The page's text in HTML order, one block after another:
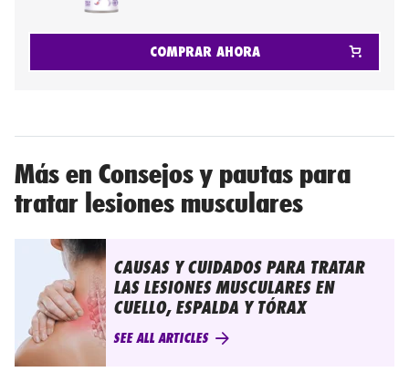
COMPRAR AHORA
Más en Consejos y pautas para
tratar lesiones musculares
CAUSAS Y CUIDADOS PARA TRATAR
LAS LESIONES MUSCULARES EN
CUELLO, ESPALDA Y TÓRAX
SEE ALL ARTICLES